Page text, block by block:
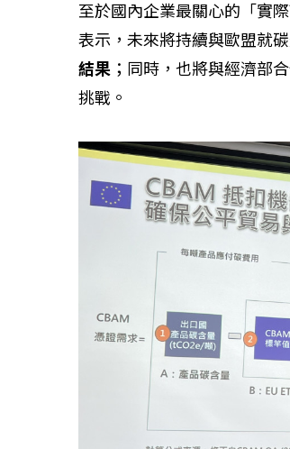
至於國內企業最關心的「實
表示，未來將持續與歐盟就
結果 ；同時，也將與經濟部
挑戰。